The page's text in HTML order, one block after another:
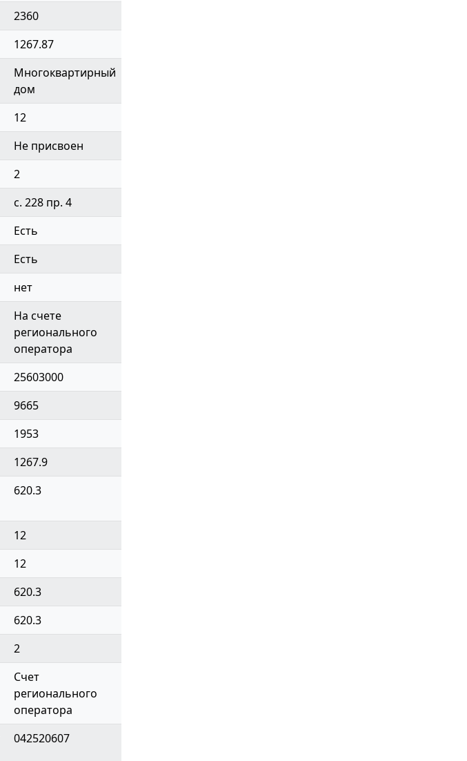
2360
1267.87
Многоквартирный
дом
12
Не присвоен
2
с. 228 пр. 4
Есть
Есть
нет
На счете
регионального
оператора
25603000
9665
1953
1267.9
620.3
12
12
620.3
620.3
2
Счет
регионального
оператора
042520607